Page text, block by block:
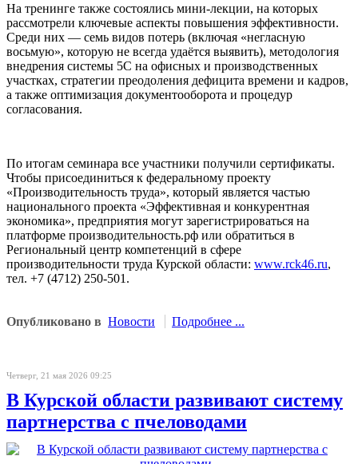
На тренинге также состоялись мини-лекции, на которых
рассмотрели ключевые аспекты повышения эффективности.
Среди них — семь видов потерь (включая «негласную
восьмую», которую не всегда удаётся выявить), методология
внедрения системы 5С на офисных и производственных
участках, стратегии преодоления дефицита времени и кадров,
а также оптимизация документооборота и процедур
согласования.
По итогам семинара все участники получили сертификаты.
Чтобы присоединиться к федеральному проекту
«Производительность труда», который является частью
национального проекта «Эффективная и конкурентная
экономика», предприятия могут зарегистрироваться на
платформе производительность.рф или обратиться в
Региональный центр компетенций в сфере
производительности труда Курской области: www.rck46.ru,
тел. +7 (4712) 250-501.
Опубликовано в Новости Подробнее ...
Четверг, 21 мая 2026 09:25
В Курской области развивают систему
партнерства с пчеловодами